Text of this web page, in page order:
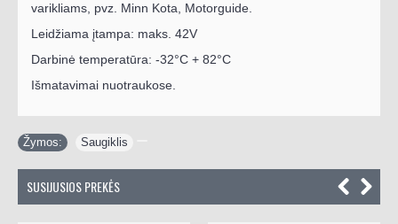
varikliams, pvz. Minn Kota, Motorguide.
Leidžiama įtampa: maks. 42V
Darbinė temperatūra: -32°C + 82°C
Išmatavimai nuotraukose.
Žymos: Saugiklis
SUSIJUSIOS PREKĖS